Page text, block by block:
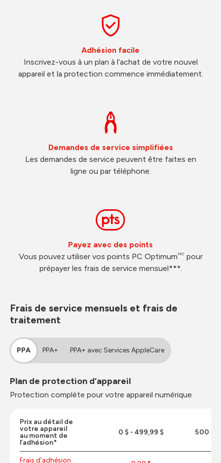
Adhésion facile
Inscrivez-vous à un plan à l’achat de votre nouvel
appareil et la protection commence immédiatement.
Demandes de service simplifiées
Les demandes de service peuvent être faites en
ligne ou par téléphone.
Payez avec des points
Vous pouvez utiliser vos points PC Optimum MC pour
prépayer les frais de service mensuel***.
Frais de service mensuels et frais de
traitement
PPA PPA+ PPA+ avec Services AppleCare
Plan de protection d’appareil
Protection complète pour votre appareil numérique
Prix au détail de
votre appareil
au moment de
l’adhésion*
0 $ - 499,99 $ 500 $ -
Frais d’adhésion